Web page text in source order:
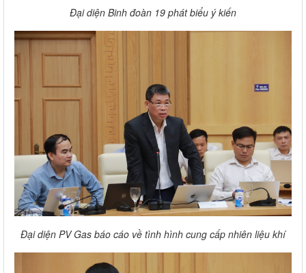
Đại diện Binh đoàn 19 phát biểu ý kiến
Đại diện PV Gas báo cáo về tình hình cung cấp nhiên liệu khí